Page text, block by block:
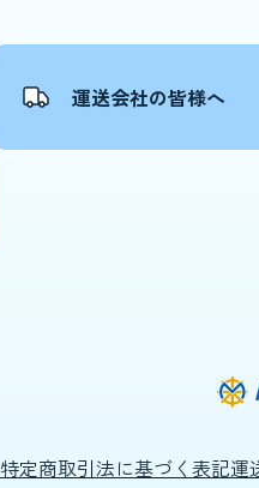
運送会社の皆様へ
特定商取引法に基づく表記運